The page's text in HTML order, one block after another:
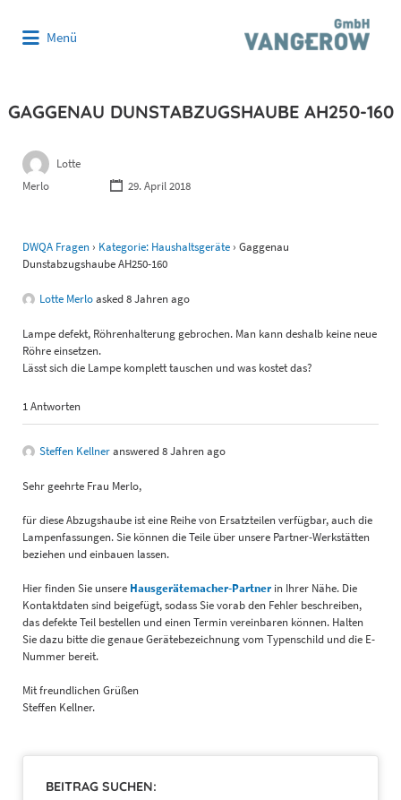
Menü
GAGGENAU DUNSTABZUGSHAUBE AH250-160
Lotte
Merlo
29. April 2018
DWQA Fragen › Kategorie: Haushaltsgeräte › Gaggenau
Dunstabzugshaube AH250-160
Lotte Merloasked 8 Jahren ago
Lampe defekt, Röhrenhalterung gebrochen. Man kann deshalb keine neue
Röhre einsetzen.
Lässt sich die Lampe komplett tauschen und was kostet das?
1 Antworten
Steffen Kellneranswered 8 Jahren ago
Sehr geehrte Frau Merlo,
für diese Abzugshaube ist eine Reihe von Ersatzteilen verfügbar, auch die
Lampenfassungen. Sie können die Teile über unsere Partner-Werkstätten
beziehen und einbauen lassen.
Hier finden Sie unsere Hausgerätemacher-Partnerin Ihrer Nähe. Die
Kontaktdaten sind beigefügt, sodass Sie vorab den Fehler beschreiben,
das defekte Teil bestellen und einen Termin vereinbaren können. Halten
Sie dazu bitte die genaue Gerätebezeichnung vom Typenschild und die E-
Nummer bereit.
Mit freundlichen Grüßen
Steffen Kellner.
BEITRAG SUCHEN: